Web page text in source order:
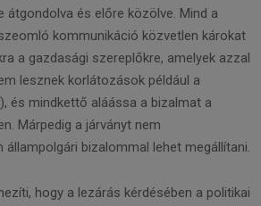
átgondolva és előre közölve. Mind a
kommunikáció közvetlen károkat
a gazdasági szereplőkre, amelyek azzal
lesznek korlátozások például a
és mindkettő aláássa a bizalmat a
Márpedig a járványt nem
állampolgári bizalommal lehet megállítani.
hogy a lezárás kérdésében a politikai